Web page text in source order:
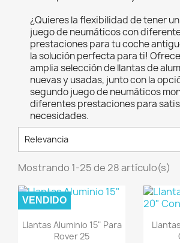
¿Quieres la flexibilidad de tener
juego de neumáticos con
prestaciones para tu coche
la solución perfecta para ti!
amplia selección de llantas de
nuevas y usadas, junto con la
segundo juego de neumáticos
diferentes prestaciones para
necesidades.
Relevancia
Mostrando 1-25 de 28 artículo(s)
Vista rápida
Llantas Aluminio 15" Para
Rover 25
VENDIDO
